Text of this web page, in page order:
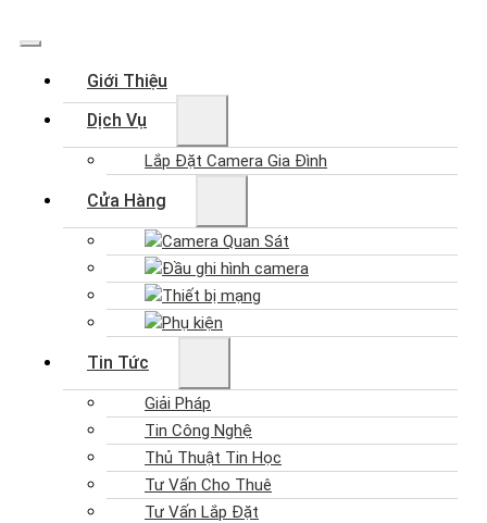
Giới Thiệu
Dịch Vụ
Lắp Đặt Camera Gia Đình
Cửa Hàng
Camera Quan Sát
Đầu ghi hình camera
Thiết bị mạng
Phụ kiện
Tin Tức
Giải Pháp
Tin Công Nghệ
Thủ Thuật Tin Học
Tư Vấn Cho Thuê
Tư Vấn Lắp Đặt